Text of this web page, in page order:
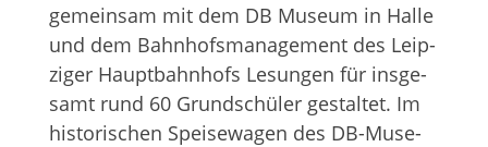
gemein­sam mit dem DB Museum in Halle
und dem Bahn­hofs­ma­nage­ment des Leip­
zi­ger Haupt­bahn­hofs Lesun­gen für ins­ge­
samt rund 60 Grund­schü­ler gestal­tet. Im
his­to­ri­schen Spei­se­wa­gen des DB-Muse­